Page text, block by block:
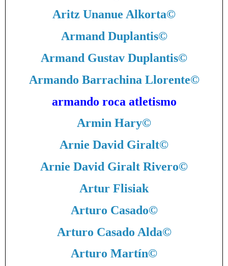
Aritz Unanue Alkorta©
Armand Duplantis©
Armand Gustav Duplantis©
Armando Barrachina Llorente©
armando roca atletismo
Armin Hary©
Arnie David Giralt©
Arnie David Giralt Rivero©
Artur Flisiak
Arturo Casado©
Arturo Casado Alda©
Arturo Martín©